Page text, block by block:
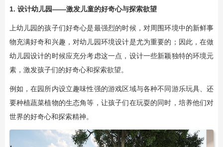
1. 设计幼儿园——激发儿童的好奇心与探索欲望
上幼儿园的孩子们好奇心是最强烈的时候，对周围环境中的新鲜事
物充满好奇和兴趣，对幼儿园环境设计是尤为重要的；因此，在做
幼儿园设计的时候应充分考虑这一点，设计一些新颖独特的环境元
素，激发孩子们的好奇心和探索欲望。
例如，在园所内设立趣味性强的游戏区域与各种不同游乐玩具、还
要种植蔬菜植物的生态角等，让孩子们在玩耍的同时，培养他们对
世界的好奇心和探索精神。